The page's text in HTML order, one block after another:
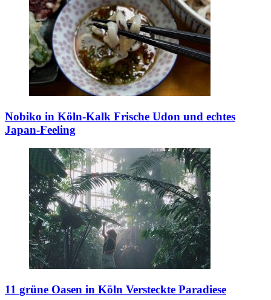
Nobiko in Köln-Kalk Frische Udon und echtes
Japan-Feeling
11 grüne Oasen in Köln Versteckte Paradiese